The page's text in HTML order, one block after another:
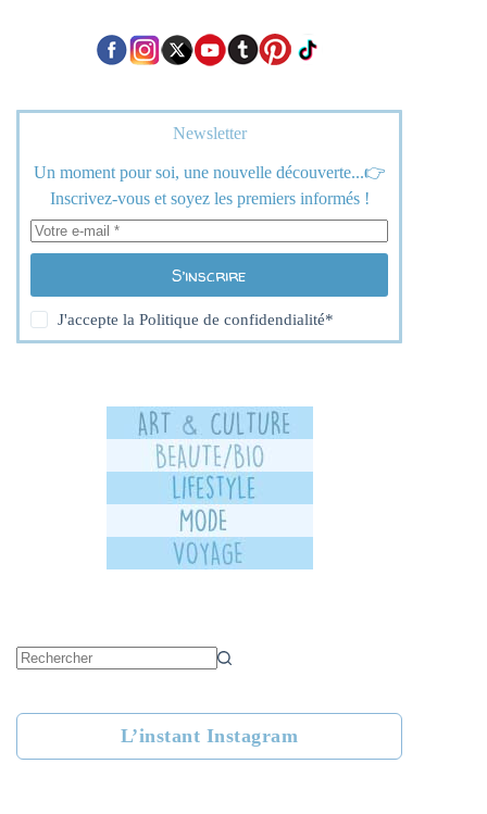
Newsletter
Un moment pour soi, une nouvelle découverte...👉
Inscrivez-vous et soyez les premiers informés !
S’inscrire
J'accepte laPolitique de confidendialité*
L’instant Instagram